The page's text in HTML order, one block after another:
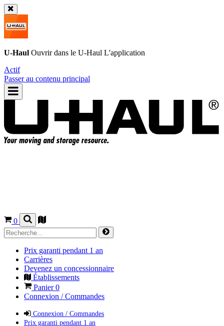
U-Haul Ouvrir dans le U-Haul L'application
Actif
Passer au contenu principal
0
Prix garanti pendant 1 an
Carrières
Devenez un concessionnaire
Établissements
Panier0
Connexion / Commandes
Connexion / Commandes
Prix garanti pendant 1 an